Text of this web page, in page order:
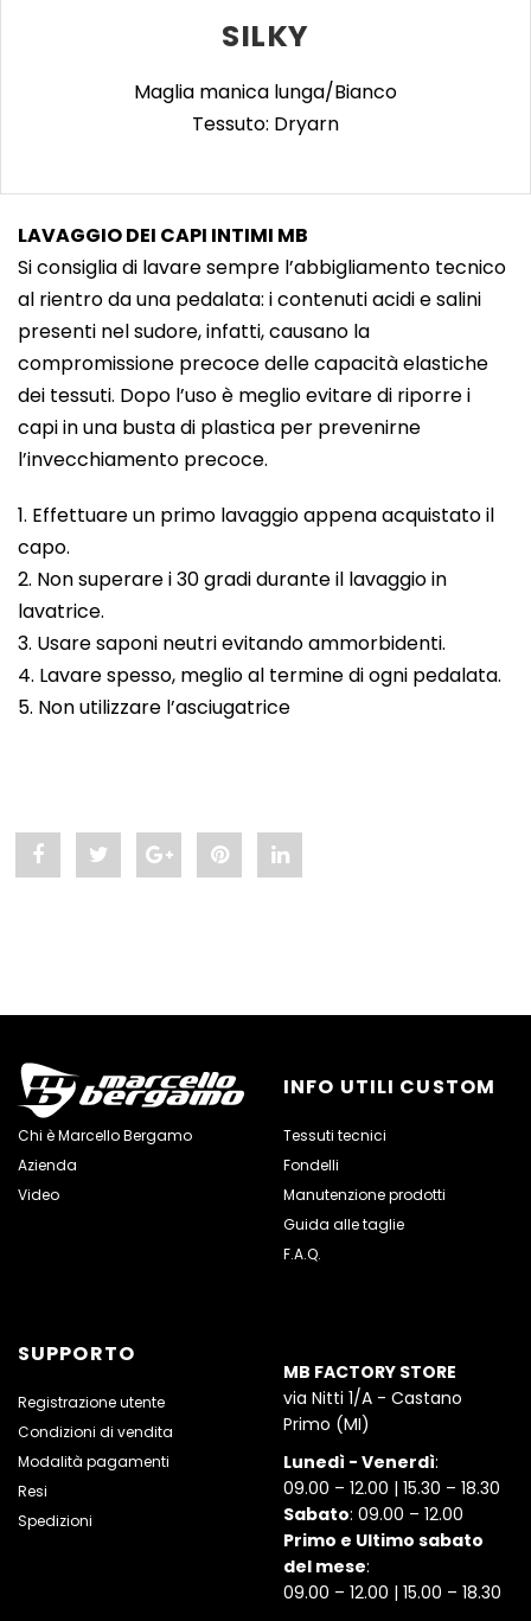
SILKY
Maglia manica lunga/Bianco
Tessuto: Dryarn
LAVAGGIO DEI CAPI INTIMI MB
Si consiglia di lavare sempre l’abbigliamento tecnico
al rientro da una pedalata: i contenuti acidi e salini
presenti nel sudore, infatti, causano la
compromissione precoce delle capacità elastiche
dei tessuti. Dopo l’uso è meglio evitare di riporre i
capi in una busta di plastica per prevenirne
l’invecchiamento precoce.
1. Effettuare un primo lavaggio appena acquistato il
capo.
2. Non superare i 30 gradi durante il lavaggio in
lavatrice.
3. Usare saponi neutri evitando ammorbidenti.
4. Lavare spesso, meglio al termine di ogni pedalata.
5. Non utilizzare l’asciugatrice
Share
e
vestibilità"
on
Post
termoregolazione
e
Share
e
Pin
e
vestibilità"
Pinterest
Share
e
vestibilità"
on
LinkedIn
Chi è Marcello Bergamo
Azienda
Video
INFO UTILI CUSTOM
Tessuti tecnici
Fondelli
Manutenzione prodotti
Guida alle taglie
F.A.Q.
SUPPORTO
Registrazione utente
Condizioni di vendita
Modalità pagamenti
Resi
Spedizioni
MB FACTORY STORE
via Nitti 1/A - Castano
Primo (MI)
Lunedì - Venerdì:
09.00 – 12.00 | 15.30 – 18.30
Sabato: 09.00 – 12.00
Primo e Ultimo sabato
del mese:
09.00 – 12.00 | 15.00 – 18.30